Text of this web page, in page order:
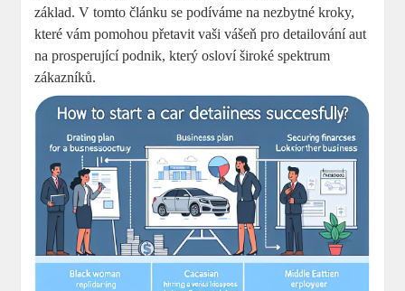
základ. V tomto článku se⁢ podíváme ⁣na nezbytné kroky,
které ⁤vám pomohou přetavit vaši ‌vášeň pro detailování aut
na prosperující podnik, ‌který osloví široké spektrum
zákazníků.